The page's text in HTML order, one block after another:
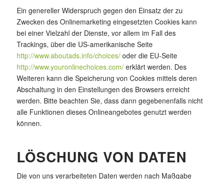
Ein genereller Widerspruch gegen den Einsatz der zu
Zwecken des Onlinemarketing eingesetzten Cookies kann
bei einer Vielzahl der Dienste, vor allem im Fall des
Trackings, über die US-amerikanische Seite
http://www.aboutads.info/choices/oder die EU-Seite
http://www.youronlinechoices.com/erklärt werden. Des
Weiteren kann die Speicherung von Cookies mittels deren
Abschaltung in den Einstellungen des Browsers erreicht
werden. Bitte beachten Sie, dass dann gegebenenfalls nicht
alle Funktionen dieses Onlineangebotes genutzt werden
können.
LÖSCHUNG VON DATEN
Die von uns verarbeiteten Daten werden nach Maßgabe